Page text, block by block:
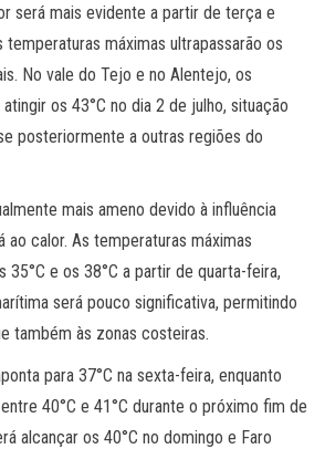
será mais evidente a partir de terça e
temperaturas máximas ultrapassarão os
No vale do Tejo e no Alentejo, os
os 43°C no dia 2 de julho, situação
posteriormente a outras regiões do
mais ameno devido à influência
ao calor. As temperaturas máximas
35°C e os 38°C a partir de quarta-feira,
será pouco significativa, permitindo
também às zonas costeiras.
para 37°C na sexta-feira, enquanto
40°C e 41°C durante o próximo fim de
alcançar os 40°C no domingo e Faro